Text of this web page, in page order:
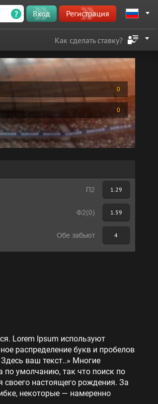
? Вход Регистрация
Как сделать ставку?
0
0
П2 1.29
Ф2(0) 1.59
Обе забьют 4
Lorem Ipsum используют
распределение букв и пробелов
ваш текст..» Многие
по умолчанию, так что поиск по
настоящего рождения. За
некоторые — намеренно